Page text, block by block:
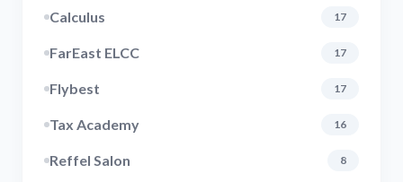
Calculus 17
FarEast ELCC 17
Flybest 17
Tax Academy 16
Reffel Salon 8